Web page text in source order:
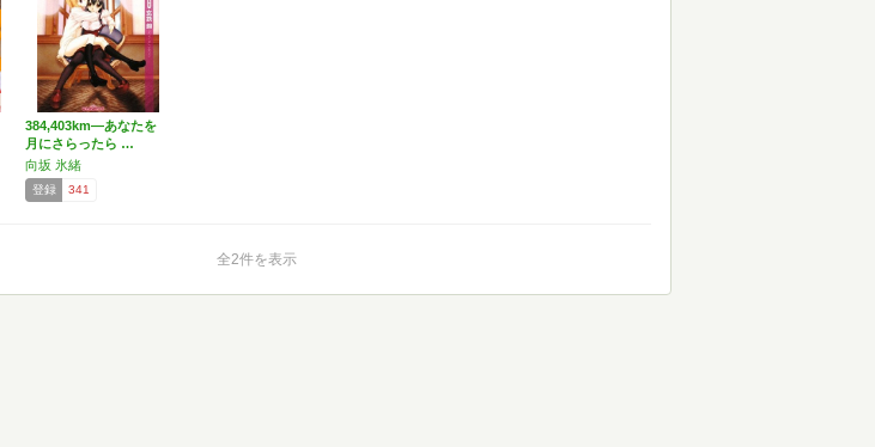
384,403km―あなたを
月にさらったら …
向坂 氷緒
登録 341
全2件を表示